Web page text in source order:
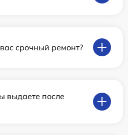
срочный ремонт?
выдаете после